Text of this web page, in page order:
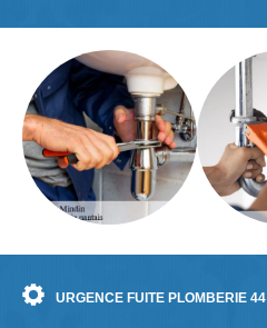
URGENCE FUITE PLOMBERIE 44